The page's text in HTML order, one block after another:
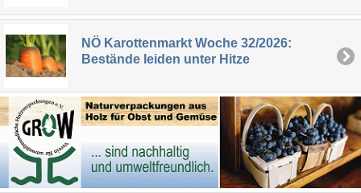
NÖ Karottenmarkt Woche 32/2026:
Bestände leiden unter Hitze